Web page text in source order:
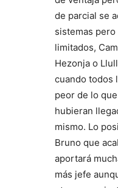
de parcial se
sistemas
limitados,
Hezonja o
cuando todos
peor de lo
hubieran
mismo. Lo
Bruno que
aportará
más jefe